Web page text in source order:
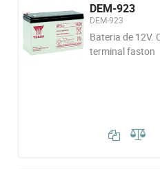
DEM-923
DEM-923
Bateria de 12V.
terminal faston